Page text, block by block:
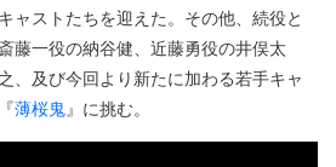
ャストたちを迎えた。その他、続役と
藤一役の納谷健、近藤勇役の井俣太
、及び今回より新たに加わる若手キャ
薄桜鬼』に挑む。